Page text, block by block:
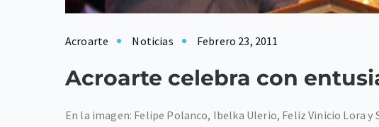
Acroarte Noticias Febrero 23, 2011
Acroarte celebra con
En la imagen: Felipe Polanco, Ibelka Ulerio, Feliz Vinicio Lora